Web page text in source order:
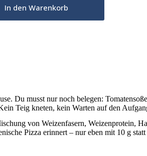
In den Warenkorb
Du musst nur noch belegen:
Teig kneten, kein Warten auf den
von Weizenfasern, Weizenprotein,
Pizza erinnert – nur eben mit 10 g